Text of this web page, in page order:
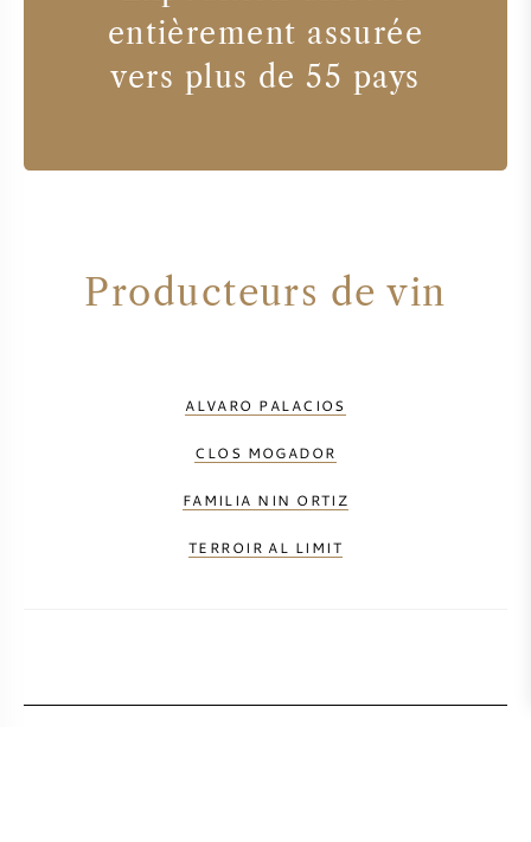
entièrement assurée
vers plus de 55 pays
Producteurs de vin
ALVARO PALACIOS
CLOS MOGADOR
FAMILIA NIN ORTIZ
TERROIR AL LIMIT